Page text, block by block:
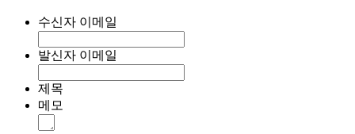
수신자 이메일
발신자 이메일
제목
메모